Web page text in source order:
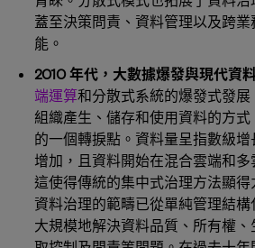
蓋至決策問責、資料管理以及跨
能。
2010 年代，大數據爆發與現代資
端運算和分散式系統的爆發式發展
組織產生、儲存和使用資料的方
的一個轉捩點。資料量呈指數級
增加，且資料開始在混合雲端和
這使得傳統的集中式治理方法顯得
資料治理的範疇已從單純管理結
大規模地解決資料品質、所有權